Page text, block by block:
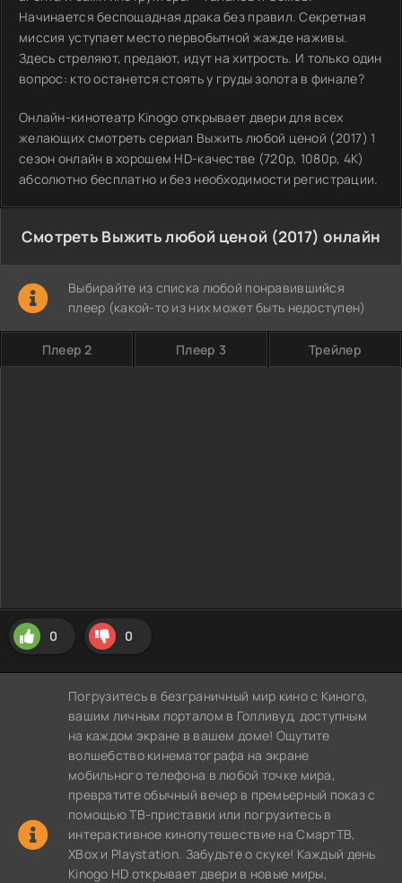
Начинается беспощадная драка без правил. Секретная
миссия уступает место первобытной жажде наживы.
Здесь стреляют, предают, идут на хитрость. И только один
вопрос: кто останется стоять у груды золота в финале?
Онлайн-кинотеатр Kinogo открывает двери для всех
желающих смотреть сериал Выжить любой ценой (2017) 1
сезон онлайн в хорошем HD-качестве (720p, 1080p, 4K)
абсолютно бесплатно и без необходимости регистрации.
Смотреть Выжить любой ценой (2017) онлайн
Выбирайте из списка любой понравившийся
плеер (какой-то из них может быть недоступен)
Плеер 2 Плеер 3 Трейлер
0 0
Погрузитесь в безграничный мир кино с Киного,
вашим личным порталом в Голливуд, доступным
на каждом экране в вашем доме! Ощутите
волшебство кинематографа на экране
мобильного телефона в любой точке мира,
превратите обычный вечер в премьерный показ с
помощью ТВ-приставки или погрузитесь в
интерактивное кинопутешествие на СмартТВ,
XBox и Playstation. Забудьте о скуке! Каждый день
Kinogo HD открывает двери в новые миры,